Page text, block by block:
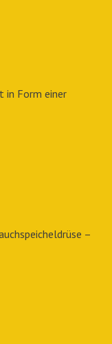
in Form einer
–